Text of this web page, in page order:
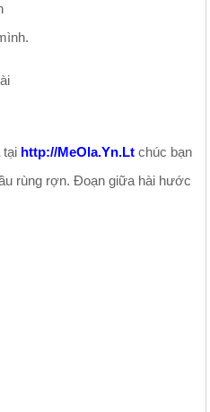
tại http://MeOla.Yn.Lt chúc bạn
rùng rợn. Đoạn giữa hài hước